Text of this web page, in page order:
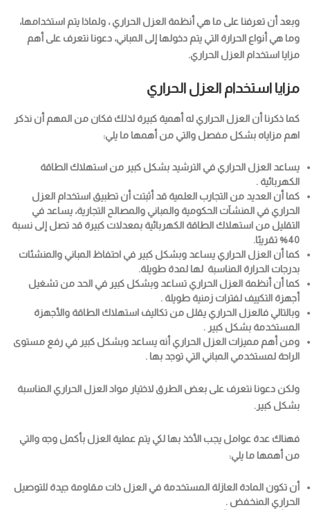
وبعد أن تعرفنا على ما هي أنظمة العزل الحراري ، ولماذا يتم استخدامها،
وما هي أنواع الحرارة التي يتم دخولها إلى المباني، دعونا نتعرف على أهم
مزايا استخدام العزل الحراري.
مزايا استخدام العزل الحراري
كما ذكرنا أن العزل الحراري له أهمية كبيرة لذلك فكان من المهم أن نذكر
اهم مزاياه بشكل مفصل والتي من أهمها ما يلي:
يساعد العزل الحراري في الترشيد بشكل كبير من استهلاك الطاقة
الكهربائية .
كما أن العديد من التجارب العلمية قد أثبتت أن تطبيق استخدام العزل
الحراري في المنشآت الحكومية والمباني والمصالح التجارية، يساعد في
التقليل من استهلاك الطاقة الكهربائية بمعدلات كبيرة قد تصل إلى نسبة
40% تقريبًا.
كما أن العزل الحراري يساعد وبشكل كبير في احتفاظ المباني والمنشئات
بدرجات الحرارة المناسبة لها لمدة طويلة.
كما أن أنظمة العزل الحراري تساعد وبشكل كبير في الحد من تشغيل
أجهزة التكييف لفترات زمنية طويلة .
وبالتالي فالعزل الحراري يقلل من تكاليف استهلاك الطاقة والأجهزة
المستخدمة بشكل كبير .
ومن أهم مميزات العزل الحراري أنه يساعد وبشكل كبير في رفع مستوى
الراحة لمستخدمي المباني التي توجد بها .
ولكن دعونا نتعرف على بعض الطرق لاختيار مواد العزل الحراري المناسبة
بشكل كبير.
فهناك عدة عوامل يجب الأخذ بها لكي يتم عملية العزل بأكمل وجه والتي
من أهمها ما يلي:
أن تكون المادة العازلة المستخدمة في العزل ذات مقاومة جيدة للتوصيل
الحراري المنخفض .